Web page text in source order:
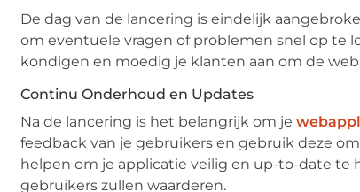
De dag van de lancering is eindelijk
om eventuele vragen of problemen snel op te
kondigen en moedig je klanten aan om de
Continu Onderhoud en Updates
Na de lancering is het belangrijk om je
feedback van je gebruikers en gebruik deze
helpen om je applicatie veilig en up-to-date
gebruikers zullen waarderen.